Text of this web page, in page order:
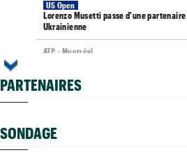
US Open
Lorenzo Musetti passe d'une
Ukrainienne
ATP - Montréal
Tennis Actu
US Open
Les amoureux Monfils et Svitolina
PARTENAIRES
SONDAGE